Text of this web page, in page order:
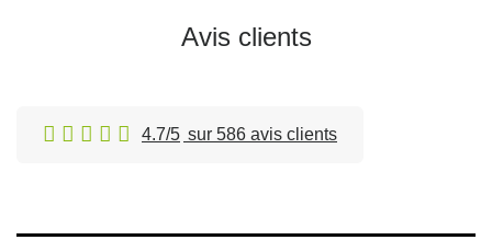
Avis clients
4.7/5 sur 586 avis clients